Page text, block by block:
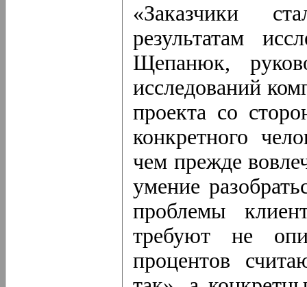
«Заказчики
результатам
Щепанюк,
исследований
проекта со
конкретного
чем прежде
умение
проблемы
требуют не
процентов